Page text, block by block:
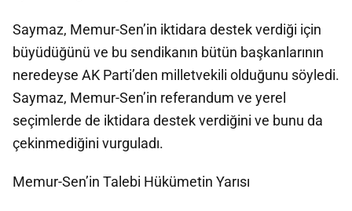
Saymaz, Memur-Sen’in iktidara destek verdiği için
büyüdüğünü ve bu sendikanın bütün başkanlarının
neredeyse AK Parti’den milletvekili olduğunu söyledi.
Saymaz, Memur-Sen’in referandum ve yerel
seçimlerde de iktidara destek verdiğini ve bunu da
çekinmediğini vurguladı.
Memur-Sen’in Talebi Hükümetin Yarısı